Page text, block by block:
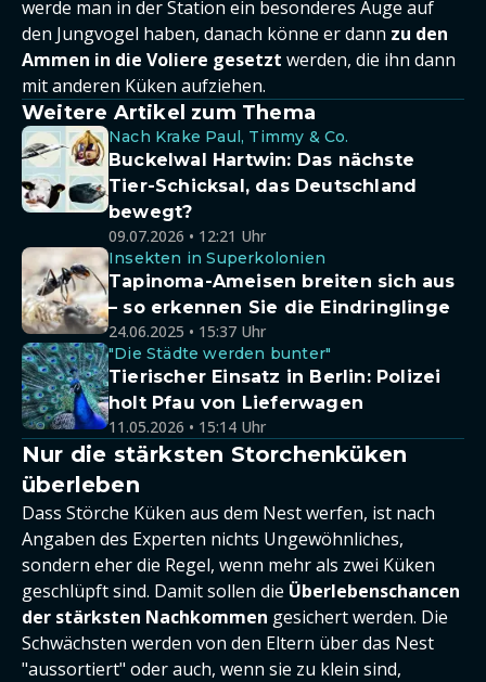
werde man in der Station ein besonderes Auge auf
den Jungvogel haben, danach könne er dann zu den
Ammen in die Voliere gesetzt werden, die ihn dann
mit anderen Küken aufziehen.
Weitere Artikel zum Thema
Nach Krake Paul, Timmy & Co.
Buckelwal Hartwin: Das nächste
Tier-Schicksal, das Deutschland
bewegt?
09.07.2026 • 12:21 Uhr
Insekten in Superkolonien
Tapinoma-Ameisen breiten sich aus
– so erkennen Sie die Eindringlinge
24.06.2025 • 15:37 Uhr
"Die Städte werden bunter"
Tierischer Einsatz in Berlin: Polizei
holt Pfau von Lieferwagen
11.05.2026 • 15:14 Uhr
Nur die stärksten Storchenküken
überleben
Dass Störche Küken aus dem Nest werfen, ist nach
Angaben des Experten nichts Ungewöhnliches,
sondern eher die Regel, wenn mehr als zwei Küken
geschlüpft sind. Damit sollen die Überlebenschancen
der stärksten Nachkommen gesichert werden. Die
Schwächsten werden von den Eltern über das Nest
"aussortiert" oder auch, wenn sie zu klein sind,